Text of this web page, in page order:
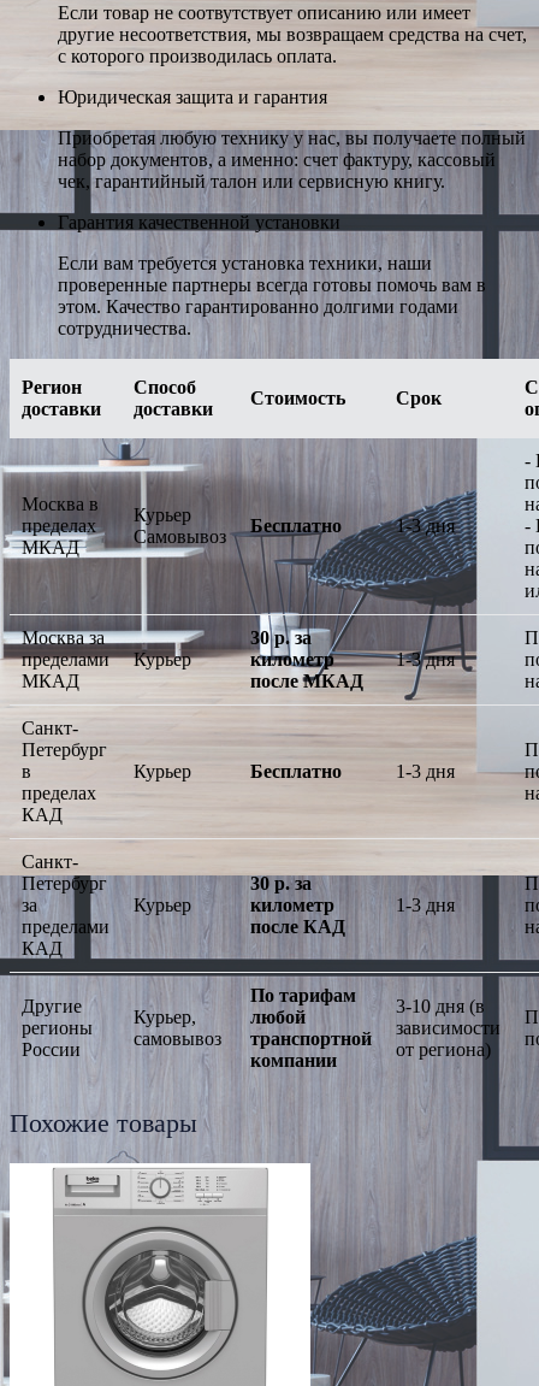
Если товар не соотвутствует описанию или имеет
другие несоответствия, мы возвращаем средства на счет,
с которого производилась оплата.
Юридическая защита и гарантия
Приобретая любую технику у нас, вы получаете полный
набор документов, а именно: счет фактуру, кассовый
чек, гарантийный талон или сервисную книгу.
Гарантия качественной установки
Если вам требуется установка техники, наши
проверенные партнеры всегда готовы помочь вам в
этом. Качество гарантированно долгими годами
сотрудничества.
Регион
доставки
Способ
доставки
Стоимость Срок
Москва в
пределах
МКАД
Курьер
Самовывоз
Бесплатно 1-3 дня
-
-
Москва за
пределами
МКАД
Курьер
30 р. за
километр
после МКАД
1-3 дня
Санкт-
Петербург
в
пределах
КАД
Курьер Бесплатно 1-3 дня
Санкт-
Петербург
за
пределами
КАД
Курьер
30 р. за
километр
после КАД
1-3 дня
Другие
регионы
России
Курьер,
самовывоз
По тарифам
любой
транспортной
компании
3-10 дня (в
зависимости
от региона)
Похожие товары